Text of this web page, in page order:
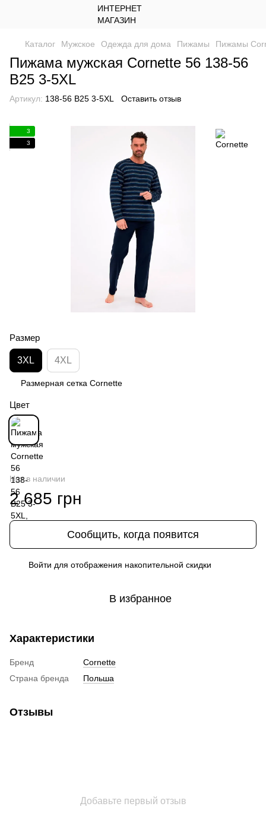
Каталог Мужское Одежда для дома Пижамы Пижамы
Пижама мужская Cornette 56 138-56
B25 3-5XL
Артикул: 138-56 B25 3-5XL Оставить отзыв
3
3
Размер
3XL 4XL
Размерная сетка Cornette
Цвет
Нет в наличии
2 685 грн
Сообщить, когда появится
Войти для отображения накопительной скидки
В избранное
Характеристики
Бренд
Cornette
Страна бренда
Польша
Отзывы
Добавьте первый отзыв